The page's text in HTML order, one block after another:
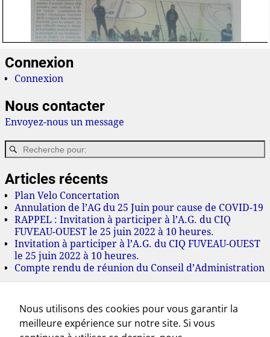
Connexion
Connexion
Nous contacter
Envoyez-nous un message
Articles récents
Plan Velo Concertation
Annulation de l’AG du 25 Juin pour cause de COVID-19
RAPPEL : Invitation à participer à l’A.G. du CIQ
FUVEAU-OUEST le 25 juin 2022 à 10 heures.
Invitation à participer à l’A.G. du CIQ FUVEAU-OUEST
le 25 juin 2022 à 10 heures.
Compte rendu de réunion du Conseil d’Administration
juillet 2022
juin 2022
Nous utilisons des cookies pour vous garantir la
meilleure expérience sur notre site. Si vous
Statistiques
In order for
us to
improve the
functionality
and
based on
how the